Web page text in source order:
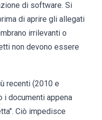
di software. Si
di aprire gli allegati
irrilevanti o
non devono essere
recenti (2010 e
i documenti appena
Ciò impedisce